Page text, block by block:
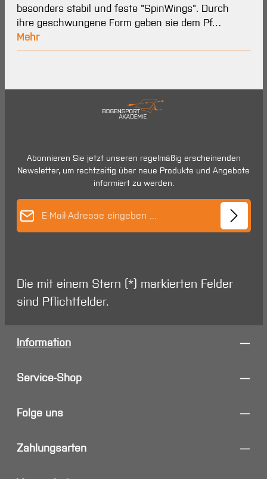
besonders stabil und feste "SpinWings". Durch
ihre geschwungene Form geben sie dem Pf…
Mehr
Abonnieren Sie jetzt unseren regelmäßig erscheinenden
Newsletter, um rechtzeitig über neue Produkte und Angebote
informiert zu werden.
Die mit einem Stern (*) markierten Felder
sind Pflichtfelder.
Information
Service-Shop
Folge uns
Zahlungsarten